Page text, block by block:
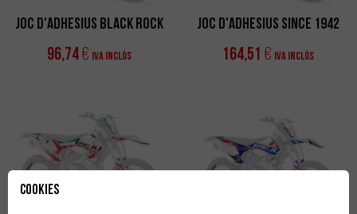
Joc d'Adhesius Black Rock
96,74€ IVA Inclòs
Joc d'Adhesius SINCE 1942
164,51 € IVA Inclòs
Cookies